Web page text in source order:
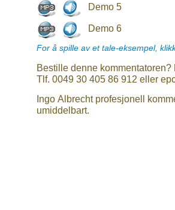
Demo 5
Demo 6
For å spille av et tale-eksempel,
Bestille denne kommentatoren?
Tlf. 0049 30 405 86 912 eller
Ingo Albrecht profesjonell
umiddelbart.